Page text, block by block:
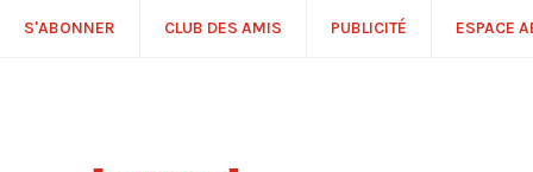
S'ABONNER CLUB DES AMIS PUBLICITÉ ESPACE